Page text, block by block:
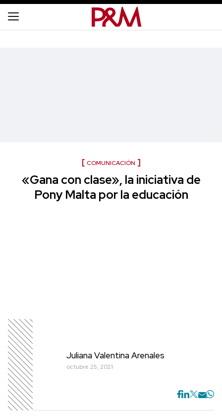
COMUNICACIÓN
«Gana con clase», la iniciativa de
Pony Malta por la educación
Juliana Valentina Arenales
octubre 25, 2021